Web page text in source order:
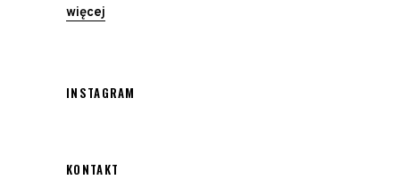
więcej
INSTAGRAM
KONTAKT